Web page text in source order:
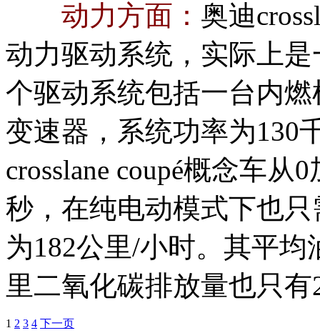
动力方面： 奥迪
动力驱动系统，实际上
个驱动系统包括一台内
变速器，系统功率为130
crosslane coupé概念车从
秒，在纯电动模式下也
为182公里/小时。其平
里二氧化碳排放量也只有
1 2 3 4 下一页